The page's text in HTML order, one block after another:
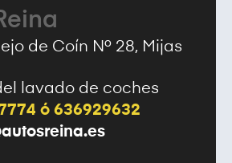
de Coín Nº 28, Mijas
lavado de coches
ó 636929632